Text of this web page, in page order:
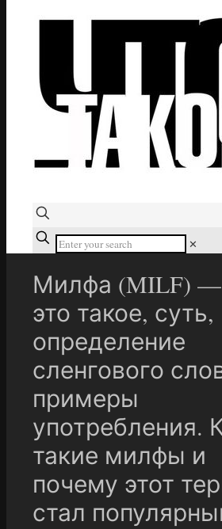
✕
Милфа (MILF) —
это такое, суть,
определение
сленгового
примеры
употребления.
такие милфы и
почему этот
стал